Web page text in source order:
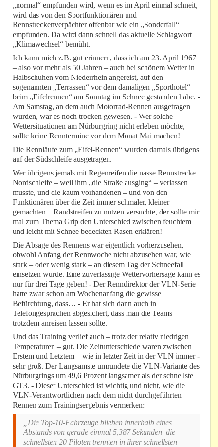
„normal“ empfunden wird, wenn es im April einmal schneit,
wird das von den Sportfunktionären und
Rennstreckenverpächter offenbar wie ein „Sonderfall“
empfunden. Da wird dann schnell das aktuelle Schlagwort
„Klimawechsel“ bemüht.
Ich kann mich z.B. gut erinnern, dass ich am 23. April 1967
– also vor mehr als 50 Jahren – auch bei schönem Wetter in
Halbschuhen vom Niederrhein angereist, auf den
sogenannten „Terrassen“ vor dem damaligen „Sporthotel“
beim „Eifelrennen“ am Sonntag im Schnee gestanden habe. -
Am Samstag, an dem auch Motorrad-Rennen ausgetragen
wurden, war es noch trocken gewesen. - Wer solche
Wettersituationen am Nürburgring nicht erleben möchte,
sollte keine Renntermine vor dem Monat Mai machen!
Die Rennläufe zum „Eifel-Rennen“ wurden damals übrigens
auf der Südschleife ausgetragen.
Wer übrigens jemals mit Regenreifen die nasse Rennstrecke
Nordschleife – weil ihm „die Straße ausging“ – verlassen
musste, und die kaum vorhandenen – und von den
Funktionären über die Zeit immer schmaler, kleiner
gemachten – Randstreifen zu nutzen versuchte, der sollte mir
mal zum Thema Grip den Unterschied zwischen feuchtem
und leicht mit Schnee bedeckten Rasen erklären!
Die Absage des Rennens war eigentlich vorherzusehen,
obwohl Anfang der Rennwoche nicht abzusehen war, wie
stark – oder wenig stark – an diesem Tag der Schneefall
einsetzen würde. Eine zuverlässige Wettervorhersage kann es
nur für drei Tage geben! - Der Renndirektor der VLN-Serie
hatte zwar schon am Wochenanfang die gewisse
Befürchtung, dass… - Er hat sich dann auch in
Telefongesprächen abgesichert, dass man die Teams
trotzdem anreisen lassen sollte.
Und das Training verlief auch – trotz der relativ niedrigen
Temperaturen – gut. Die Zeitunterschiede waren zwischen
Erstem und Letztem – wie in letzter Zeit in der VLN immer -
sehr groß. Der Langsamste umrundete die VLN-Variante des
Nürburgrings um 49,6 Prozent langsamer als der schnellste
GT3. - Dieser Unterschied ist wichtig und nicht, wie die
VLN-Verantwortlichen nach dem nicht durchgeführten
Rennen zum Trainingsergebnis vermerken:
„Die Top-10-Fahrzeuge blieben innerhalb eines
Abstands von gerade einmal 5,387 Sekunden, die
schnellsten 20 Piloten trennten in ihrer schnellsten